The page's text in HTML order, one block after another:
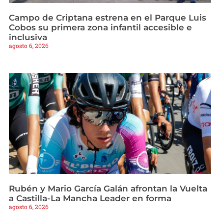
Campo de Criptana estrena en el Parque Luis
Cobos su primera zona infantil accesible e
inclusiva
agosto 6, 2026
Rubén y Mario García Galán afrontan la Vuelta
a Castilla-La Mancha Leader en forma
agosto 6, 2026